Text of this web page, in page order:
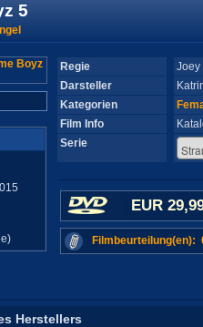
5
Regie
Joey
Darsteller
Kategorien
Film Info
Serie
EUR
Filmbeurteilung(en):
Herstellers